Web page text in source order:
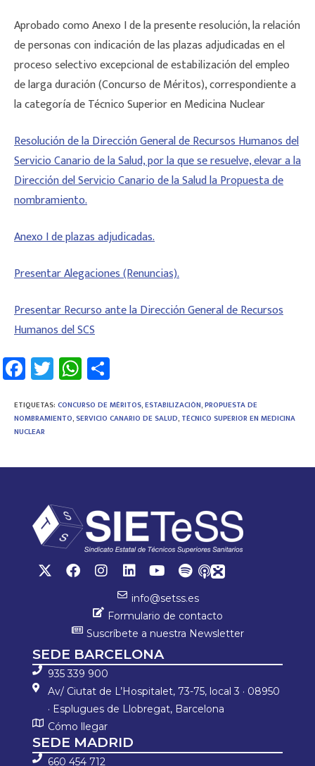
Aprobado como Anexo I de la presente resolución, la relación
de personas con indicación de las plazas adjudicadas en el
proceso selectivo excepcional de estabilización del empleo
de larga duración (Concurso de Méritos), correspondiente a
la categoría de Técnico Superior en Medicina Nuclear
Resolución de la Dirección General de Recursos Humanos del
Servicio Canario de la Salud, por la que se resuelve, elevar a la
Dirección del Servicio Canario de la Salud la Propuesta de
nombramiento.
Anexo I de plazas adjudicadas.
Presentar Alegaciones (Renuncias).
Presentar Recurso ante la Dirección General de Recursos
Humanos del SCS
Fa
ce
b
o
ok
T
wi
tt
W
h
at
p
m
ar
ETIQUETAS: CONCURSO DE MÉRITOS,ESTABILIZACIÓN,PROPUESTA DE
NOMBRAMIENTO,SERVICIO CANARIO DE SALUD, TÉCNICO SUPERIOR EN MEDICINA
NUCLEAR
info@setss.es
Formulario de contacto
Suscríbete a nuestra Newsletter
SEDE BARCELONA
935 339 900
Av/ Ciutat de L’Hospitalet, 73-75, local 3 · 08950
· Esplugues de Llobregat, Barcelona
Cómo llegar
SEDE MADRID
660 454 712